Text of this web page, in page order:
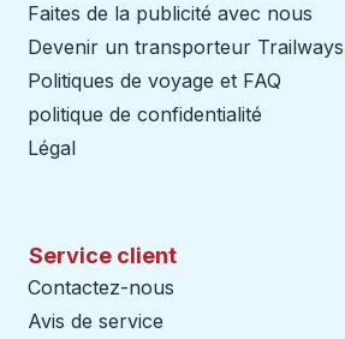
Faites de la publicité avec nous
Devenir un transporteur Trailways
Politiques de voyage et FAQ
politique de confidentialité
Légal
Service client
Contactez-nous
Avis de service